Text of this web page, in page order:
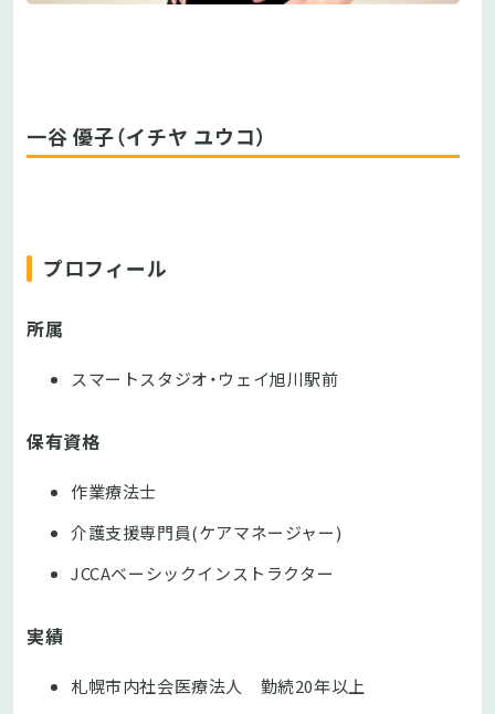
一谷 優子（イチヤ ユウコ）
プロフィール
所属
スマートスタジオ・ウェイ旭川駅前
保有資格
作業療法士
介護支援専門員(ケアマネージャー)
JCCAベーシックインストラクター
実績
札幌市内社会医療法人 勤続20年以上